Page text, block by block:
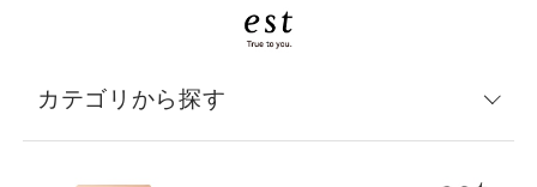
カテゴリから探す